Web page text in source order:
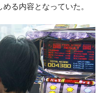
る内容となっていた。